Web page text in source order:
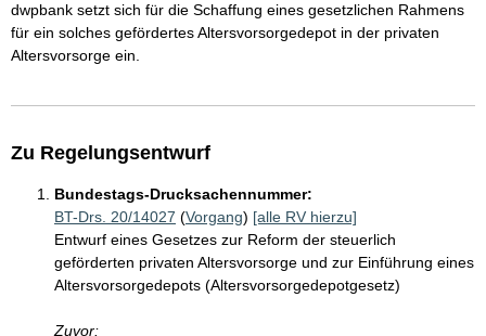
dwpbank setzt sich für die Schaffung eines gesetzlichen Rahmens
für ein solches gefördertes Altersvorsorgedepot in der privaten
Altersvorsorge ein.
Zu Regelungsentwurf
Bundestags-Drucksachennummer:
BT-Drs. 20/14027 (Vorgang) [alle RV hierzu]
Entwurf eines Gesetzes zur Reform der steuerlich
geförderten privaten Altersvorsorge und zur Einführung eines
Altersvorsorgedepots (Altersvorsorgedepotgesetz)
Zuvor: